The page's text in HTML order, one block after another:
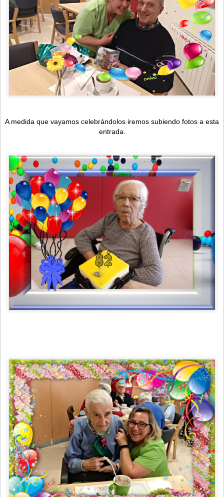
A medida que vayamos celebrándolos iremos subiendo fotos a esta
entrada.